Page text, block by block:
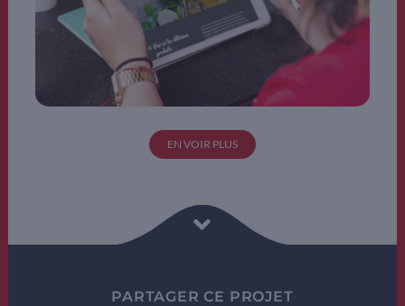
EN VOIR PLUS
PARTAGER CE PROJET